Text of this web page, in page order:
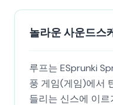
놀라운 사운드스
루프는 ESprunki
풍 게임(게임)에서
들리는 신스에 이